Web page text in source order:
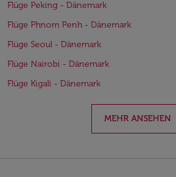
Flüge Peking - Dänemark
Flüge Phnom Penh - Dänemark
Flüge Seoul - Dänemark
Flüge Nairobi - Dänemark
Flüge Kigali - Dänemark
MEHR ANSEHEN